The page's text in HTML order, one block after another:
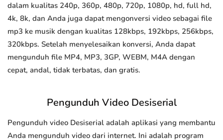
dalam kualitas 240p, 360p, 480p, 720p, 1080p, hd, full hd,
4k, 8k, dan Anda juga dapat mengonversi video sebagai file
mp3 ke musik dengan kualitas 128kbps, 192kbps, 256kbps,
320kbps. Setelah menyelesaikan konversi, Anda dapat
mengunduh file MP4, MP3, 3GP, WEBM, M4A dengan
cepat, andal, tidak terbatas, dan gratis.
Pengunduh Video Desiserial
Pengunduh video Desiserial adalah aplikasi yang membantu
Anda mengunduh video dari internet. Ini adalah program